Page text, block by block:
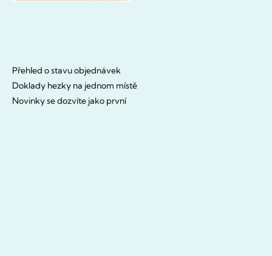
Přehled o stavu objednávek
Doklady hezky na jednom místě
Novinky se dozvíte jako první